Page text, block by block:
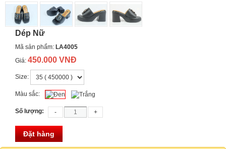
Dép Nữ
Mã sản phẩm: LA4005
Giá: 450.000 VNĐ
Size:
Màu sắc:
Số lượng:
Đặt hàng